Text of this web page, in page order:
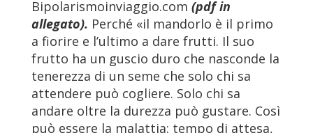
Bipolarismoinviaggio.com (pdf in
allegato). Perché «il mandorlo è il primo
a fiorire e l’ultimo a dare frutti. Il suo
frutto ha un guscio duro che nasconde la
tenerezza di un seme che solo chi sa
attendere può cogliere. Solo chi sa
andare oltre la durezza può gustare. Così
può essere la malattia: tempo di attesa,